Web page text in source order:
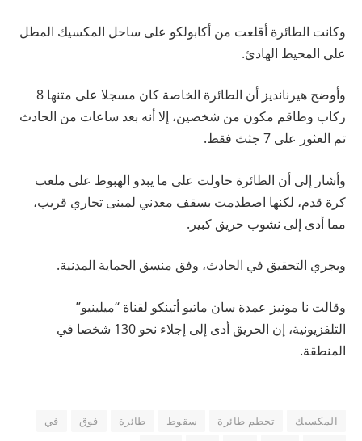
وكانت الطائرة أقلعت من أكابولكو على ساحل المكسيك المطل
على المحيط الهادئ.
وأوضح هيرنانديز أن الطائرة الخاصة كان مسجلا على متنها 8
ركاب وطاقم مكون من شخصين، إلا أنه بعد ساعات من الحادث
تم العثور على 7 جثث فقط.
وأشار إلى أن الطائرة حاولت على ما يبدو الهبوط على ملعب
كرة قدم، لكنها اصطدمت بسقف معدني لمبنى تجاري قريب،
مما أدى إلى نشوب حريق كبير.
ويجري التحقيق في الحادث، وفق منسق الحماية المدنية.
وقالت نا مونيز عمدة سان ماتيو أتينكو لقناة “ميلينيو”
التلفزيونية، إن الحريق أدى إلى إجلاء نحو 130 شخصا في
المنطقة.
المكسيك تحطم طائرة سقوط طائرة فوق
في